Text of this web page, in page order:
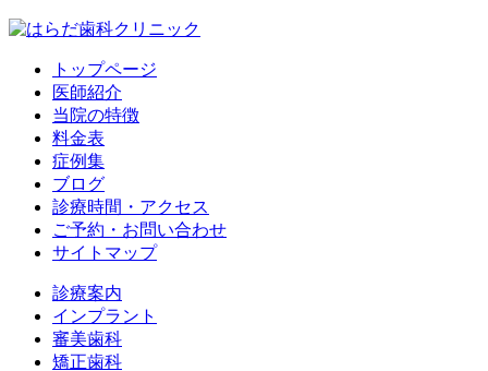
トップページ
医師紹介
当院の特徴
料金表
症例集
ブログ
診療時間・アクセス
ご予約・お問い合わせ
サイトマップ
診療案内
インプラント
審美歯科
矯正歯科